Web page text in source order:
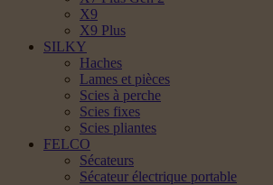
X9
X9 Plus
SILKY
Haches
Lames et pièces
Scies à perche
Scies fixes
Scies pliantes
FELCO
Sécateurs
Sécateur électrique portable